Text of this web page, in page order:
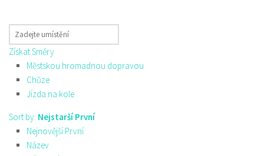
Získat Směry
Městskou hromadnou dopravou
Chůze
Jízda na kole
Sort by: Nejstarší První
Nejnovější První
Název